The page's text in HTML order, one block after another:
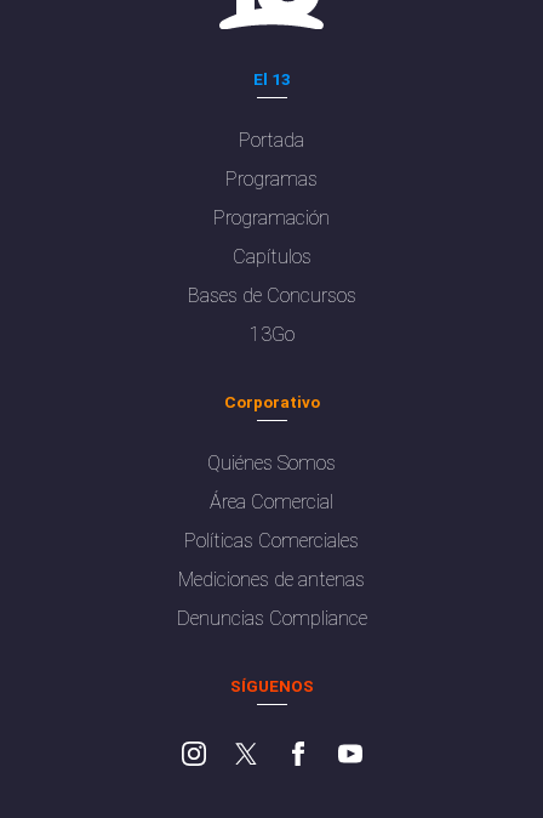
El 13
Portada
Programas
Programación
Capítulos
Bases de Concursos
13Go
Corporativo
Quiénes Somos
Área Comercial
Políticas Comerciales
Mediciones de antenas
Denuncias Compliance
SÍGUENOS